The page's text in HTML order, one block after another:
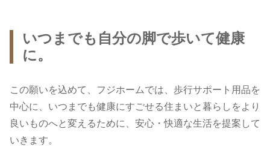
いつまでも自分の脚で歩いて健康
に。
この願いを込めて、フジホームでは、歩行サポート用品を
中心に、いつまでも健康にすごせる住まいと暮らしをより
良いものへと変えるために、安心・快適な生活を提案して
いきます。